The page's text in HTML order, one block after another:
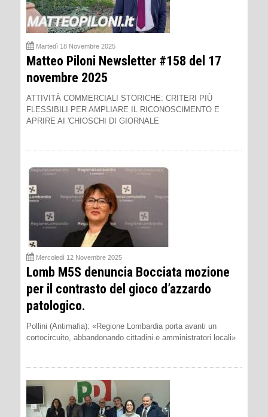
Martedì 18 Novembre 2025
Matteo Piloni Newsletter #158 del 17
novembre 2025
ATTIVITÀ COMMERCIALI STORICHE: CRITERI PIÙ
FLESSIBILI PER AMPLIARE IL RICONOSCIMENTO E
APRIRE AI 'CHIOSCHI DI GIORNALE
Mercoledì 12 Novembre 2025
Lomb M5S denuncia Bocciata mozione
per il contrasto del gioco d’azzardo
patologico.
Pollini (Antimafia): «Regione Lombardia porta avanti un
cortocircuito, abbandonando cittadini e amministratori locali»